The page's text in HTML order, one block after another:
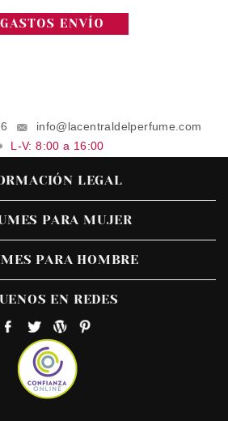
info@lacentraldelperfume.com
L-V: 8:00 a 16:00
LEGAL
PARA MUJER
PARA HOMBRE
EN REDES